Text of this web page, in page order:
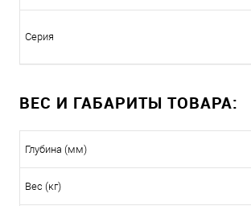
Серия
ВЕС И ГАБАРИТЫ ТОВАРА:
Глубина (мм)
Вес (кг)